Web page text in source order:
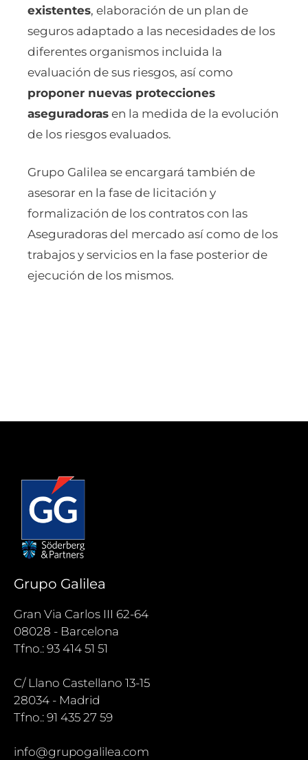
existentes, elaboración de un plan de
seguros adaptado a las necesidades de los
diferentes organismos incluida la
evaluación de sus riesgos, así como
proponer nuevas protecciones
aseguradoras en la medida de la evolución
de los riesgos evaluados.
Grupo Galilea se encargará también de
asesorar en la fase de licitación y
formalización de los contratos con las
Aseguradoras del mercado así como de los
trabajos y servicios en la fase posterior de
ejecución de los mismos.
Grupo Galilea
Gran Via Carlos III 62-64
08028 - Barcelona
Tfno.: 93 414 51 51
C/ Llano Castellano 13-15
28034 - Madrid
Tfno.: 91 435 27 59
info@grupogalilea.com